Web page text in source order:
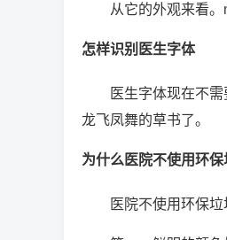
从它的外观来看
怎样识别医生字体
医生字体现在不
龙飞凤舞的草书了。
为什么医院不使用环
医院不使用环保垃